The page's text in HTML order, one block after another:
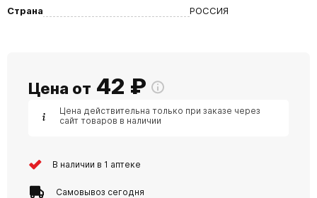
Страна
РОССИЯ
Цена от 42 ₽
Цена действительна только при заказе через
сайт товаров в наличии
В наличии в 1 аптеке
Самовывоз сегодня